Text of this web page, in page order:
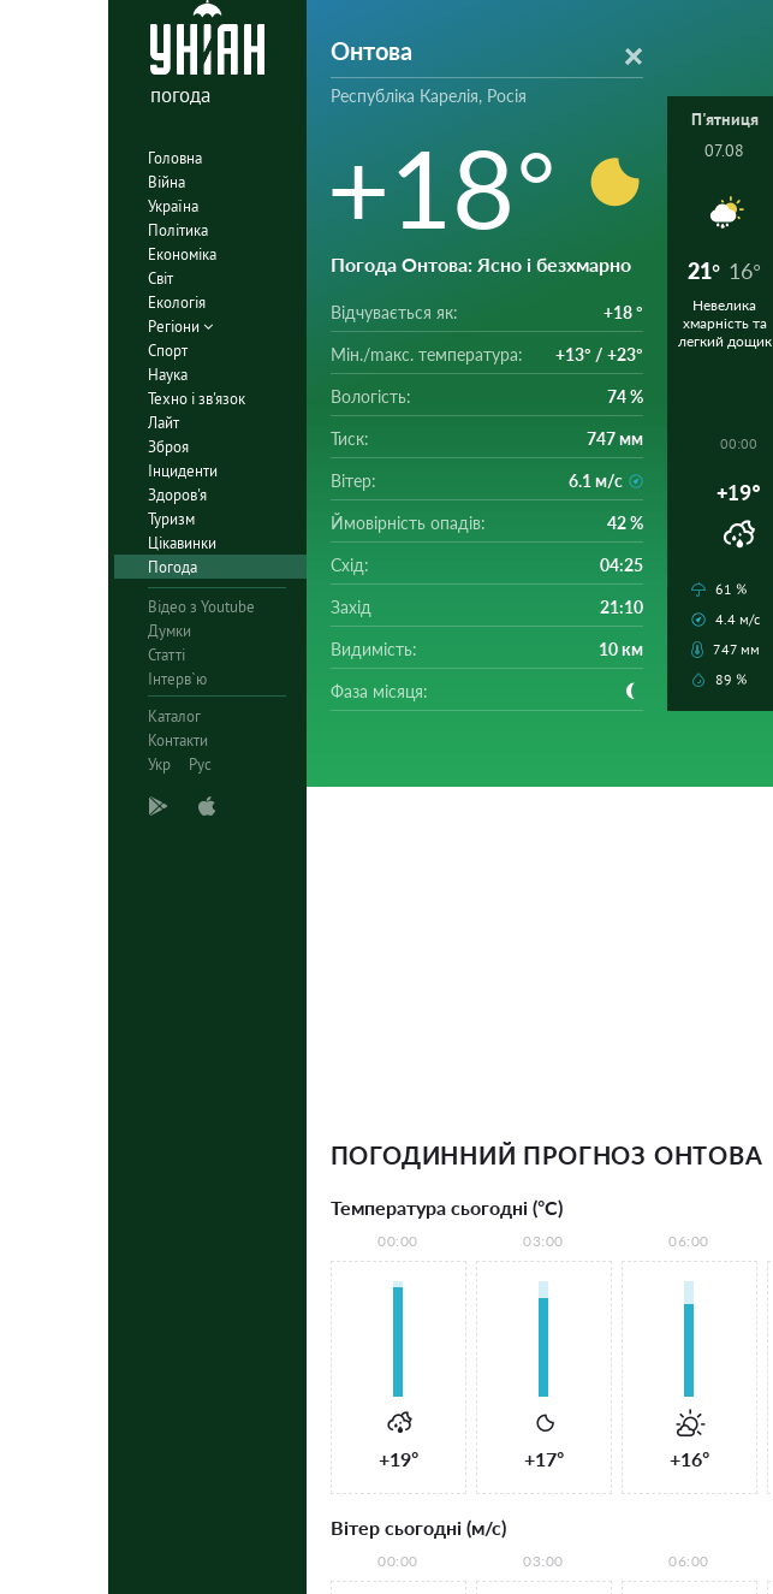
погода
Головна
Війна
Україна
Політика
Економіка
Світ
Екологія
Регіони
Спорт
Наука
Техно і зв'язок
Лайт
Зброя
Інциденти
Здоров'я
Туризм
Цікавинки
Погода
Відео з Youtube
Думки
Статті
Інтерв`ю
Каталог
Контакти
Укр
Рус
Онтова
Республіка Карелія, Росія
+18°
Погода Онтова: Ясно і безхмарно
Відчувається як: +18 °
Мін./mакс. температура: +13° / +23°
Вологість: 74 %
Тиск: 747 мм
Вітер: 6.1 м/с
Ймовірність опадів: 42 %
Схід: 04:25
Захід 21:10
Видимість: 10 км
Фаза місяця:
П'ятниця
07.08
21° 16°
Невелика
хмарність та
легкий дощик
00:00
+19°
61 %
4.4 м/с
747 мм
89 %
ПОГОДИННИЙ ПРОГНОЗ ОНТОВА
Температура сьогодні (°С)
00:00
+19°
03:00
+17°
06:00
+16°
Вітер сьогодні (м/с)
00:00 03:00 06:00